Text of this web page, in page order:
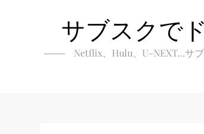
サブスクで
Netflix、Hulu、U-NEXT…サブ